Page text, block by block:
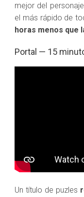
mejor del
el más rápido de
horas menos que
Portal — 15
Un título de puzles